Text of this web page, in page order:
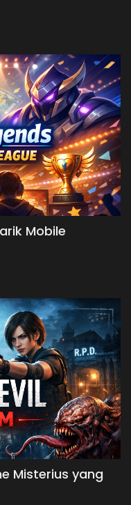
Mobile
Misterius yang